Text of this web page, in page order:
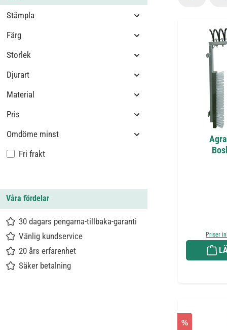
Stämpla
Färg
Storlek
Djurart
Material
Pris
Omdöme minst
Lägg till filter: Fri frakt
Fri frakt
Våra fördelar
30 dagars pengarna-tillbaka-garanti
Vänlig kundservice
20 års erfarenhet
Säker betalning
Priser
%